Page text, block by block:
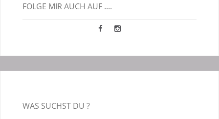
FOLGE MIR AUCH AUF ....
WAS SUCHST DU ?